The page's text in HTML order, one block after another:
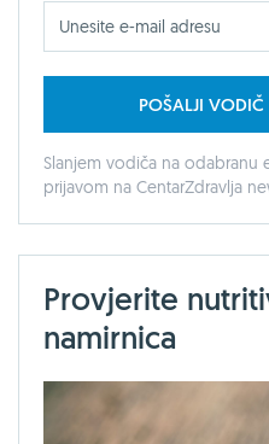
POŠALJI
Slanjem vodiča na odabranu
prijavom na CentarZdravlja
Provjerite
namirnica